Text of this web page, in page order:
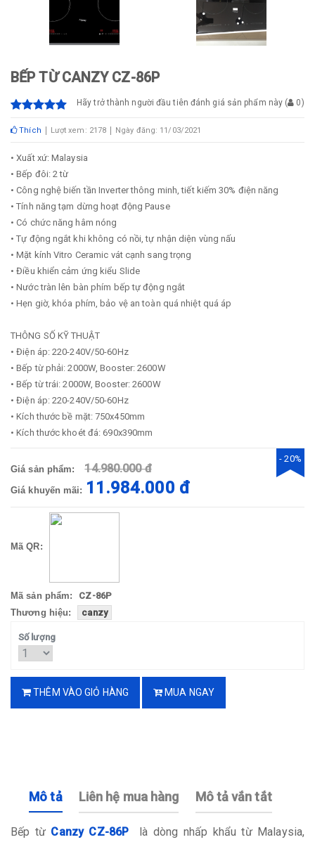
BẾP TỪ CANZY CZ-86P
Hãy trở thành người đầu tiên đánh giá sản phẩm này ( 0)
Thích Lượt xem: 2178 Ngày đăng: 11/03/2021
• Xuất xứ: Malaysia
• Bếp đôi: 2 từ
• Công nghệ biến tần Inverter thông minh, tiết kiếm 30% điện năng
• Tính năng tạm dừng hoạt động Pause
• Có chức năng hâm nóng
• Tự động ngắt khi không có nồi, tự nhận diện vùng nấu
• Mặt kính Vitro Ceramic vát cạnh sang trọng
• Điều khiển cảm ứng kiểu Slide
• Nước tràn lên bàn phím bếp tự động ngắt
• Hẹn giờ, khóa phím, bảo vệ an toàn quá nhiệt quá áp
THÔNG SỐ KỸ THUẬT
• Điện áp: 220-240V/50-60Hz
• Bếp từ phải: 2000W, Booster: 2600W
• Bếp từ trái: 2000W, Booster: 2600W
• Điện áp: 220-240V/50-60Hz
• Kích thước bề mặt: 750x450mm
• Kích thước khoét đá: 690x390mm
Giá sản phẩm: 14.980.000 đ
Giá khuyến mãi: 11.984.000 đ
- 20%
Mã QR:
Mã sản phẩm:
CZ-86P
Thương hiệu:
canzy
Số lượng
THÊM VÀO GIỎ HÀNG MUA NGAY
Mô tả Liên hệ mua hàng Mô tả vắn tắt
Bếp từ Canzy CZ-86P
là dòng nhấp khẩu từ Malaysia,